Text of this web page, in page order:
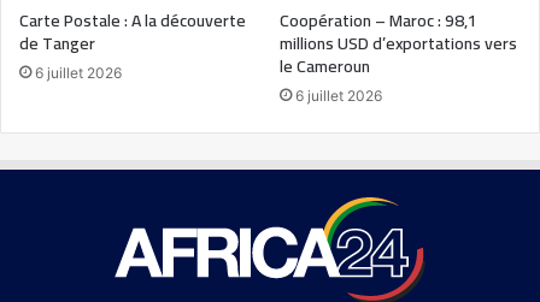
Carte Postale : A la découverte
de Tanger
6 juillet 2026
Coopération – Maroc : 98,1
millions USD d’exportations vers
le Cameroun
6 juillet 2026